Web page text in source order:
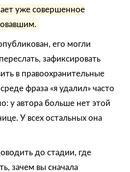
уже совершенное
его могли
зафиксировать
в правоохранительные
фраза «я удалил» часто
у автора больше нет этой
У всех остальных она
до стадии, где
зачем вы сначала